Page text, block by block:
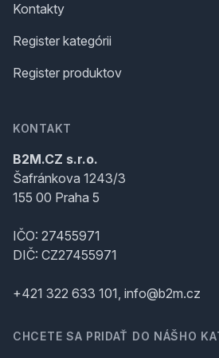
Kontakty
Register kategórii
Register produktov
KONTAKT
B2M.CZ s.r.o.
Šafránkova 1243/3
155 00 Praha 5
IČO: 27455971
DIČ: CZ27455971
+421 322 633 101, info@b2m.cz
CHCETE SA PRIDAŤ DO NÁŠHO